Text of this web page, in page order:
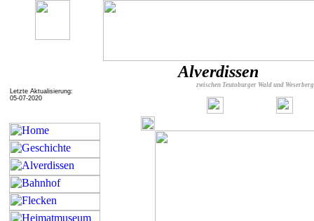
Letzte Aktualisierung:
05-07-2020
Alverdissen
zwischen Teutoburger Wald und